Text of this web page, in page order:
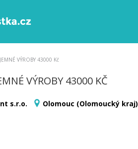
VÝROBY 43000 Kč
VÝROBY 43000 KČ
s.r.o. Olomouc (Olomoucký kraj)